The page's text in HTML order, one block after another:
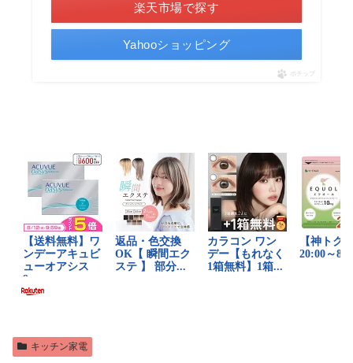
楽天市場で探す
Yahooショッピング
ポチップ
キッチン家電